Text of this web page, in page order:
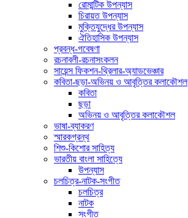
রোমান্টিক উপন্যাস
চিরায়ত উপন্যাস
মুক্তিযুদ্ধের উপন্যাস
ঐতিহাসিক উপন্যাস
প্রবন্ধ-গবেষণা
রচনাবলী-রচনাসংকলন
সায়েন্স ফিকশন-থ্রিলার-অ্যাডভেঞ্চার
কবিতা-ছড়া-অভিনয় ও আবৃত্তির কলাকৌশল
কবিতা
ছড়া
অভিনয় ও আবৃত্তির কলাকৌশল
ভাষা-ব্যাকরণ
স্মারকগ্রন্থ
শিশু-কিশোর সাহিত্য
ভারতীয় বাংলা সাহিত্যে
উপন্যাস
চলচিত্র-নাটক-সংগীত
চলচিত্র
নাটক
সংগীত